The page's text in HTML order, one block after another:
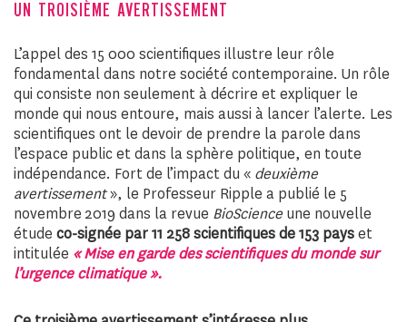
UN TROISIÈME AVERTISSEMENT
L’appel des 15 000 scientifiques illustre leur rôle
fondamental dans notre société contemporaine. Un rôle
qui consiste non seulement à décrire et expliquer le
monde qui nous entoure, mais aussi à lancer l’alerte. Les
scientifiques ont le devoir de prendre la parole dans
l’espace public et dans la sphère politique, en toute
indépendance. Fort de l’impact du « deuxième
avertissement», le Professeur Ripple a publié le 5
novembre 2019 dans la revue BioScience une nouvelle
étude co-signée par 11 258 scientifiques de 153 payset
intitulée « Mise en garde des scientifiques du monde sur
l’urgence climatique ».